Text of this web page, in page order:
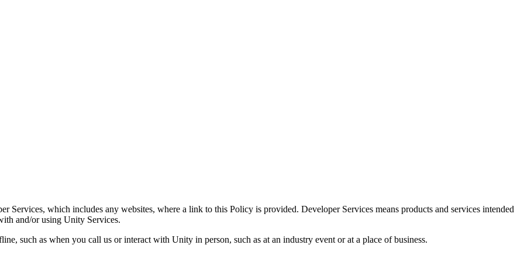
which includes any websites, where a link to this Policy is provided. Developer Services means products and services intended
and/or using Unity Services.
such as when you call us or interact with Unity in person, such as at an industry event or at a place of business.